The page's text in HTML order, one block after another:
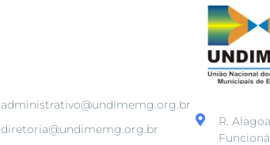
administrativo@undimemg.org.br
diretoria@undimemg.org.br
R.